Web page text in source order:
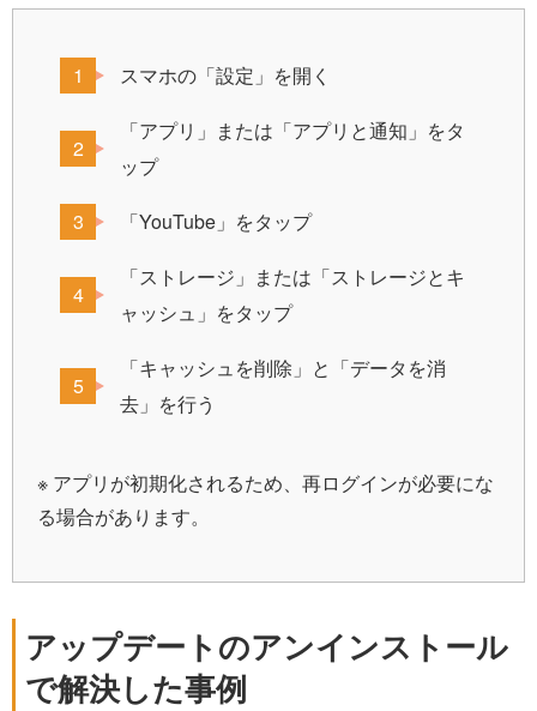
スマホの「設定」を開く
「アプリ」または「アプリと通知」をタ
ップ
「YouTube」をタップ
「ストレージ」または「ストレージとキ
ャッシュ」をタップ
「キャッシュを削除」と「データを消
去」を行う
※ アプリが初期化されるため、再ログインが必要にな
る場合があります。
アップデートのアンインストール
で解決した事例